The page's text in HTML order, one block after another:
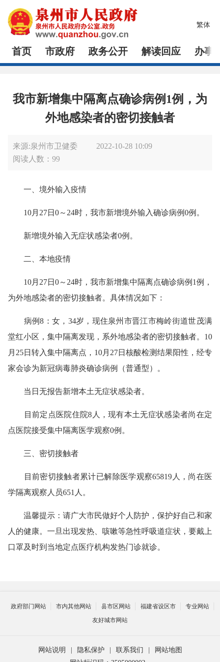
繁体
首页 市政府 政务公开 解读回应 办事
我市新增集中隔离点确诊病例1例，为
外地感染者的密切接触者
来源:泉州市卫健委
2022-10-28 10:09
阅读人数： 99
一、境外输入疫情
10月27日0～24时，我市新增境外输入确诊病例0例。
新增境外输入无症状感染者0例。
二、本地疫情
10月27日0～24时，我市新增集中隔离点确诊病例1例，
为外地感染者的密切接触者。具体情况如下：
病例8：女，34岁，现住泉州市晋江市梅岭街道世茂满
堂红小区，集中隔离发现，系外地感染者的密切接触者。10
月25日转入集中隔离点，10月27日核酸检测结果阳性，经专
家会诊为新冠病毒肺炎确诊病例（普通型）。
当日无报告新增本土无症状感染者。
目前定点医院住院8人，现有本土无症状感染者尚在定
点医院接受集中隔离医学观察0例。
三、密切接触者
目前密切接触者累计已解除医学观察65819人，尚在医
学隔离观察人员651人。
温馨提示：请广大市民做好个人防护，保护好自己和家
人的健康。一旦出现发热、咳嗽等急性呼吸道症状，要戴上
口罩及时到当地定点医疗机构发热门诊就诊。
政府部门网站 市内其他网站 县市区网站 福建省设区市
专业网站
友好城市网站
网站说明 隐私保护 联系我们
网站地图